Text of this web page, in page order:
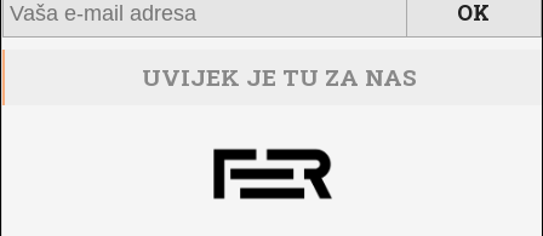
UVIJEK JE TU ZA NAS